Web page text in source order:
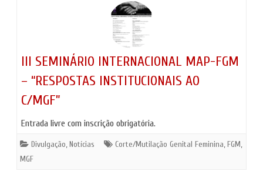
III SEMINÁRIO INTERNACIONAL MAP-FGM
– “RESPOSTAS INSTITUCIONAIS AO
C/MGF”
Entrada livre com inscrição obrigatória.
Divulgação,Notícias Corte/Mutilação Genital Feminina,FGM,
MGF